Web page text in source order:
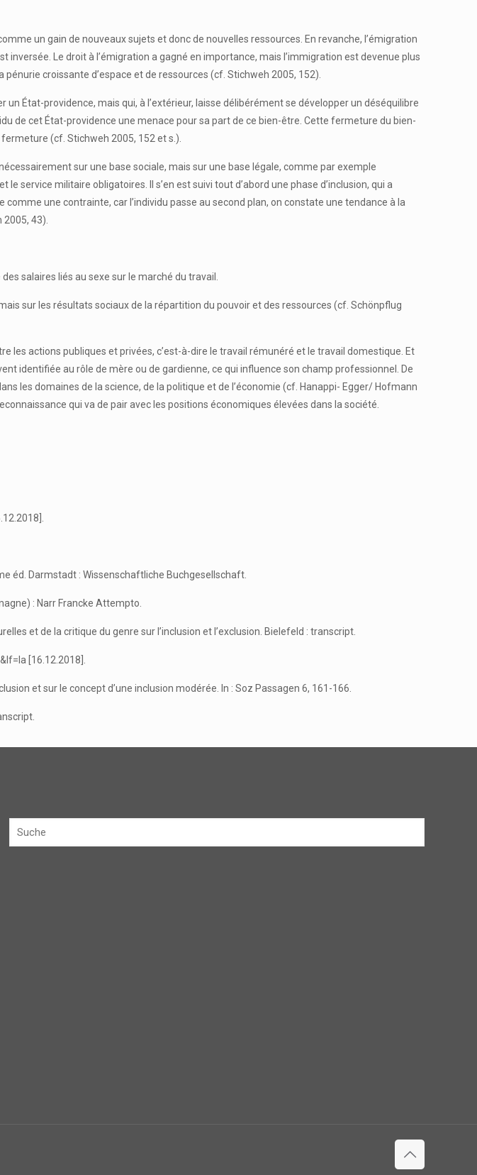
un gain de nouveaux sujets et donc de nouvelles ressources. En revanche, l’émigration
Le droit à l’émigration a gagné en importance, mais l’immigration est devenue plus
croissante d’espace et de ressources (cf. Stichweh 2005, 152).
un État-providence, mais qui, à l’extérieur, laisse délibérément se développer un déséquilibre
de cet État-providence une menace pour sa part de ce bien-être. Cette fermeture du bien-
(cf. Stichweh 2005, 152 et s.).
sur une base sociale, mais sur une base légale, comme par exemple
service militaire obligatoires. Il s’en est suivi tout d’abord une phase d’inclusion, qui a
une contrainte, car l’individu passe au second plan, on constate une tendance à la
43).
salaires liés au sexe sur le marché du travail.
sur les résultats sociaux de la répartition du pouvoir et des ressources (cf. Schönpflug
les actions publiques et privées, c’est-à-dire le travail rémunéré et le travail domestique. Et
identifiée au rôle de mère ou de gardienne, ce qui influence son champ professionnel. De
les domaines de la science, de la politique et de l’économie (cf. Hanappi- Egger/ Hofmann
qui va de pair avec les positions économiques élevées dans la société.
éd. Darmstadt : Wissenschaftliche Buchgesellschaft.
: Narr Francke Attempto.
et de la critique du genre sur l’inclusion et l’exclusion. Bielefeld : transcript.
[16.12.2018].
et sur le concept d’une inclusion modérée. In : Soz Passagen 6, 161-166.